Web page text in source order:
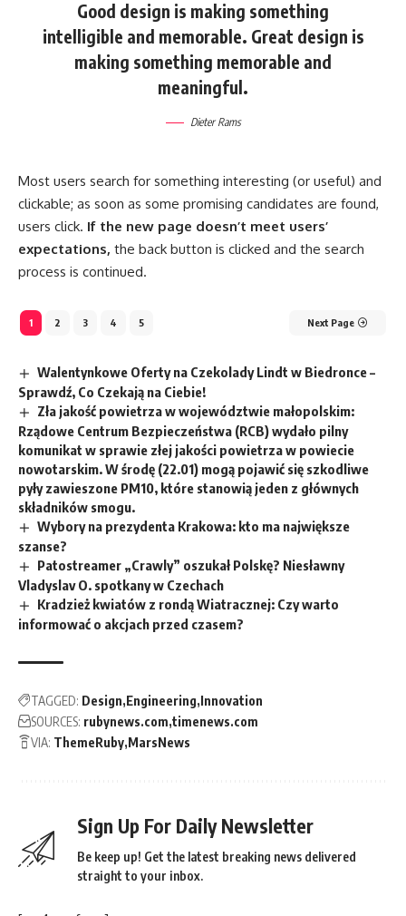
Good design is making something
intelligible and memorable. Great design is
making something memorable and
meaningful.
Dieter Rams
Most users search for something interesting (or useful) and
clickable; as soon as some promising candidates are found,
users click. If the new page doesn’t meet users’
expectations, the back button is clicked and the search
process is continued.
1 2 3 4 5 Next Page
Walentynkowe Oferty na Czekolady Lindt w Biedronce –
Sprawdź, Co Czekają na Ciebie!
Zła jakość powietrza w województwie małopolskim:
Rządowe Centrum Bezpieczeństwa (RCB) wydało pilny
komunikat w sprawie złej jakości powietrza w powiecie
nowotarskim. W środę (22.01) mogą pojawić się szkodliwe
pyły zawieszone PM10, które stanowią jeden z głównych
składników smogu.
Wybory na prezydenta Krakowa: kto ma największe
szanse?
Patostreamer „Crawly” oszukał Polskę? Niesławny
Vladyslav O. spotkany w Czechach
Kradzież kwiatów z rondą Wiatracznej: Czy warto
informować o akcjach przed czasem?
TAGGED: Design Engineering Innovation
SOURCES: rubynews.com timenews.com
VIA: ThemeRuby MarsNews
Sign Up For Daily Newsletter
Be keep up! Get the latest breaking news delivered
straight to your inbox.